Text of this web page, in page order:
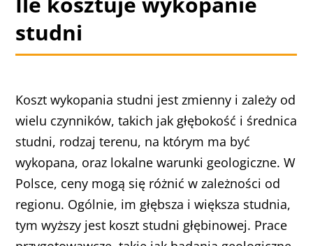
studni
Koszt wykopania studni jest zmienny i zależy od
wielu czynników, takich jak głębokość i średnica
studni, rodzaj terenu, na którym ma być
wykopana, oraz lokalne warunki geologiczne. W
Polsce, ceny mogą się różnić w zależności od
regionu. Ogólnie, im głębsza i większa studnia,
tym wyższy jest koszt studni głębinowej. Prace